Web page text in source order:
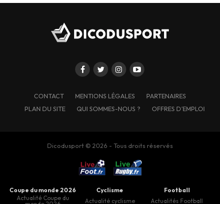
CONTACT MENTIONS LÉGALES
PARTENAIRES
PLAN DU SITE
QUI SOMMES-NOUS ? OFFRES D’EMPLOI
Dicodusport © 2026 - Tous droits réservés
Coupe du monde 2026 Cyclisme
Football
Actualité Coupe du
Actualité cyclisme Actualités Football